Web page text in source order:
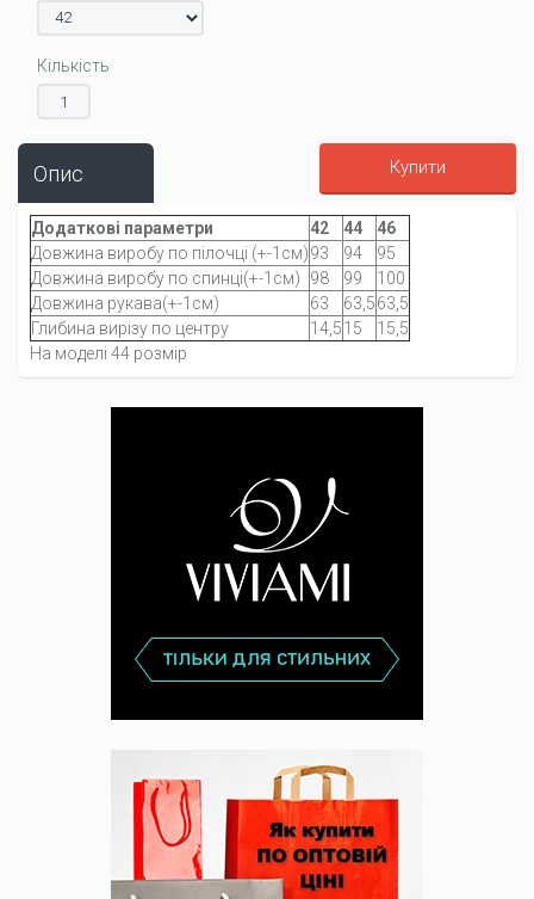
Кількість
Купити
Опис
Додаткові параметри 42 44
46
Довжина виробу по пілочці (+-1см)93 94
95
Довжина виробу по спинці(+-1см)
98 99
100
Довжина рукава(+-1см)
63 63,563,5
Глибина вирізу по центру
14,515
15,5
На моделі 44 розмір